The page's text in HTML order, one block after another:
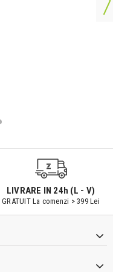
LIVRARE IN 24h (L - V)
GRATUIT La comenzi > 399 Lei